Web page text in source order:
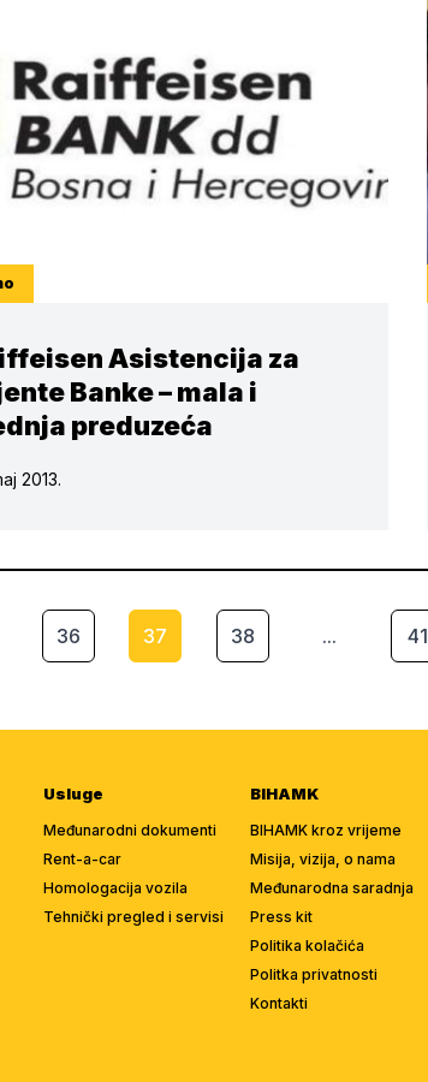
Asistencija za
Banke – mala i
preduzeća
2013.
36 37 38 ... 41
Usluge
Međunarodni dokumenti
Rent-a-car
Homologacija vozila
Tehnički pregled i servisi
BIHAMK
BIHAMK kroz vrijeme
Misija, vizija, o nama
Međunarodna saradnja
Press kit
Politika kolačića
Politka privatnosti
Kontakti